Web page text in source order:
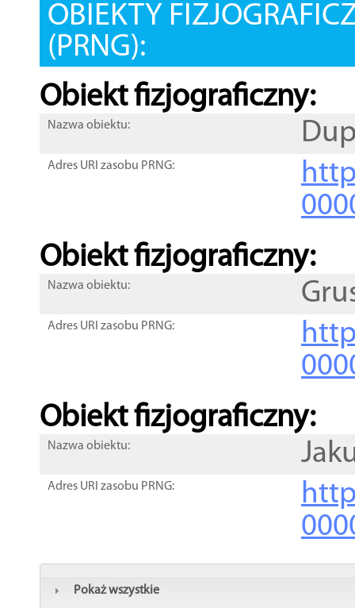
OBIEKTY
(PRNG):
Obiekt fizjograficzny:
Nazwa obiektu:
Adres URI zasobu PRNG:
Obiekt fizjograficzny:
Nazwa obiektu:
Adres URI zasobu PRNG:
Obiekt fizjograficzny:
Nazwa obiektu:
Adres URI zasobu PRNG:
Pokaż wszystkie